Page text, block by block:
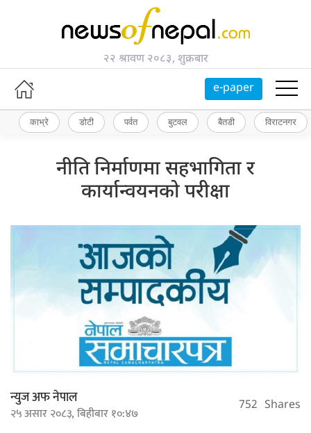
२२ श्रावण २०८३, शुक्रबार
e-paper
काभ्रे डोटी पर्वत बुटवल बैतडी विराटनगर
नीति निर्माणमा सहभागिता र
कार्यान्वयनको परीक्षा
न्युज अफ नेपाल
२५ असार २०८३, बिहीबार १०:४७ 752 Shares